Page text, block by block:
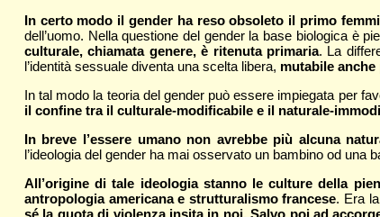
In certo modo il gender ha reso obsoleto il primo
dell’uomo. Nella questione del gender la base biologica è
culturale, chiamata genere, è ritenuta primaria. La
l’identità sessuale diventa una scelta libera, mutabile
In tal modo la teoria del gender può essere impiegata per
il confine tra il culturale-modificabile e il naturale-
In breve l’essere umano non avrebbe più alcuna
l’ideologia del gender ha mai osservato un bambino od
All’origine di tale ideologia stanno le culture della
antropologia americana e strutturalismo francese. Era